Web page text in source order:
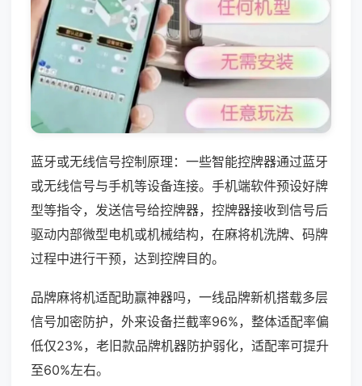
蓝牙或无线信号控制原理：一些智能控牌器通过蓝牙
或无线信号与手机等设备连接。手机端软件预设好牌
型等指令，发送信号给控牌器，控牌器接收到信号后
驱动内部微型电机或机械结构，在麻将机洗牌、码牌
过程中进行干预，达到控牌目的。
品牌麻将机适配助赢神器吗，一线品牌新机搭载多层
信号加密防护，外来设备拦截率96%，整体适配率偏
低仅23%，老旧款品牌机器防护弱化，适配率可提升
至60%左右。